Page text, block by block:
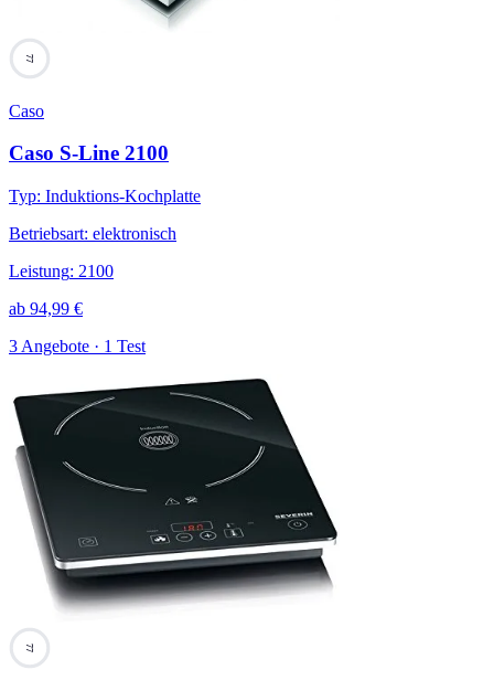
77
Caso
Caso S-Line 2100
Typ: Induktions-Kochplatte
Betriebsart: elektronisch
Leistung: 2100
ab 94,99 €
3 Angebote · 1 Test
77